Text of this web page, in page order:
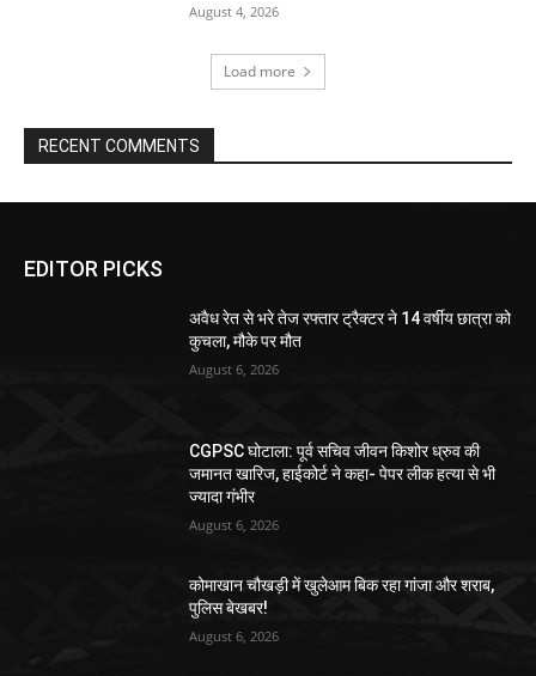
August 4, 2026
Load more
RECENT COMMENTS
EDITOR PICKS
अवैध रेत से भरे तेज रफ्तार ट्रैक्टर ने 14 वर्षीय छात्रा को
कुचला, मौके पर मौत
August 6, 2026
CGPSC घोटाला: पूर्व सचिव जीवन किशोर ध्रुव की
जमानत खारिज, हाईकोर्ट ने कहा- पेपर लीक हत्या से भी
ज्यादा गंभीर
August 6, 2026
कोमाखान चौखड़ी में खुलेआम बिक रहा गांजा और शराब,
पुलिस बेखबर!
August 6, 2026